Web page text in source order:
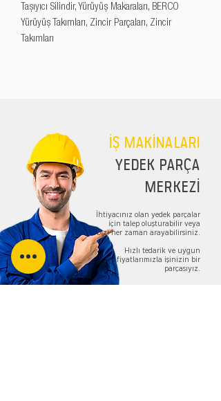
Taşıyıcı Silindir, Yürüyüş Makaraları, BERCO
Yürüyüş Takımları, Zincir Parçaları, Zincir
Takımları
İŞ MAKİNALARI
YEDEK PARÇA
MERKEZİ
İhtiyacınız olan yedek parçalar
için talep oluşturabilir veya
bizi her zaman arayabilirsiniz.
Hızlı tedarik ve uygun
fiyatlarımızla işinizin bir
parçasıyız.